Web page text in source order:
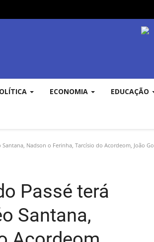
ECONOMIA EDUCAÇÃO
Nadson o Ferinha, Tarcísio do Acordeom, João
Passé terá
Santana,